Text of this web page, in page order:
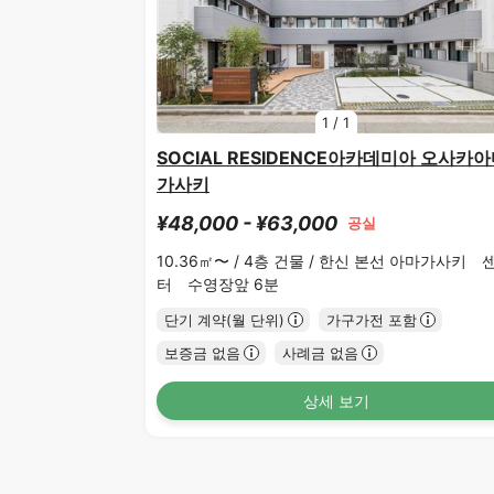
1 /1
SOCIAL RESIDENCE아카데미아 오사카
가사키
¥48,000 - ¥63,000 공실
10.36㎡〜 / 4층 건물 / 한신 본선 아마가사키
터 수영장앞 6분
단기 계약(월 단위)
가구가전 포함
보증금 없음
사례금 없음
상세 보기